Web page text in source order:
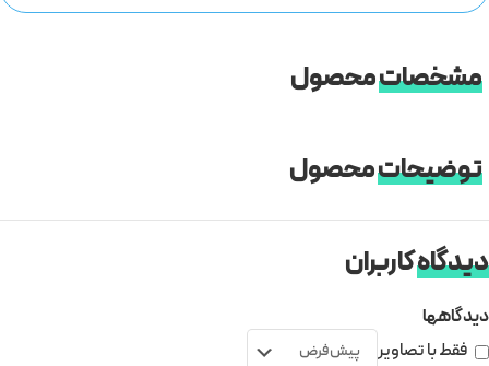
مشخصاتمحصول
توضیحاتمحصول
دیدگاهکاربران
دیدگاهها
فقط با تصاویر